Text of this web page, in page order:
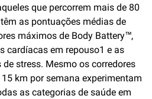
que percorrem mais de 80
as pontuações médias de
máximos de Body Battery™,
cardíacas em repouso1 e as
stress. Mesmo os corredores
km por semana experimentam
as categorias de saúde em